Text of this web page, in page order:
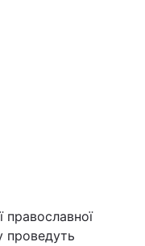
православної
проведуть